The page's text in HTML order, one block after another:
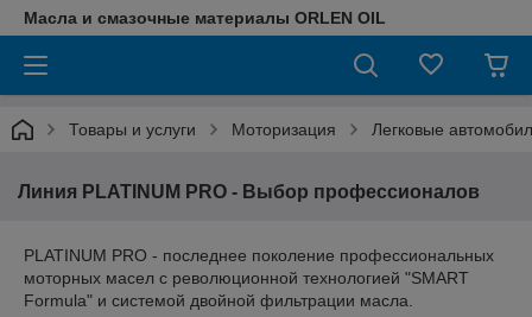
Масла и смазочные материалы ORLEN OIL
Товары и услуги Моторизация Легковые
Линия PLATINUM PRO - Выбор профессионалов
PLATINUM PRO - последнее поколение профессиональных
моторных масел с революционной технологией "SMART
Formula" и системой двойной фильтрации масла.